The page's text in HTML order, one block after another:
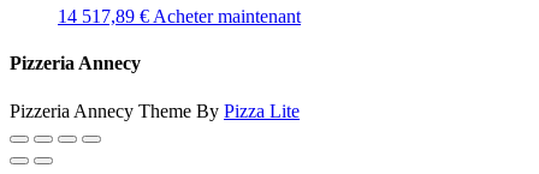
14 517,89 € Acheter maintenant
Pizzeria Annecy
Pizzeria Annecy Theme By Pizza Lite